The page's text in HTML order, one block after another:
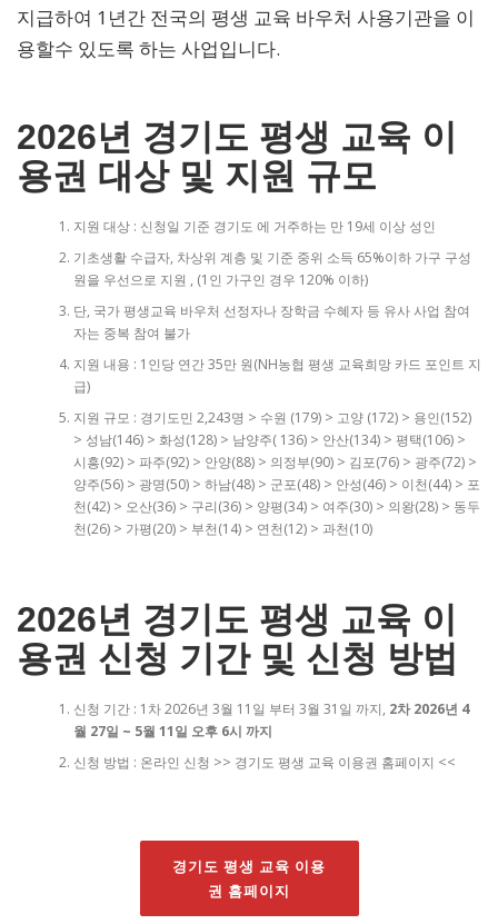
지급하여 1년간 전국의 평생 교육 바우처 사용기관을 이
용할수 있도록 하는 사업입니다.
2026년 경기도 평생 교육 이
용권 대상 및 지원 규모
지원 대상 : 신청일 기준 경기도 에 거주하는 만 19세 이상 성인
기초생활 수급자, 차상위 계층 및 기준 중위 소득 65%이하 가구 구성
원을 우선으로 지원 , (1인 가구인 경우 120% 이하)
단, 국가 평생교육 바우처 선정자나 장학금 수혜자 등 유사 사업 참여
자는 중복 참여 불가
지원 내용 : 1인당 연간 35만 원(NH농협 평생 교육희망 카드 포인트 지
급)
지원 규모 : 경기도민 2,243명 > 수원 (179) > 고양 (172) > 용인(152)
> 성남(146) > 화성(128) > 남양주( 136) > 안산(134) > 평택(106) >
시흥(92) > 파주(92) > 안양(88) > 의정부(90) > 김포(76) > 광주(72) >
양주(56) > 광명(50) > 하남(48) > 군포(48) > 안성(46) > 이천(44) > 포
천(42) > 오산(36) > 구리(36) > 양평(34) > 여주(30) > 의왕(28) > 동두
천(26) > 가평(20) > 부천(14) > 연천(12) > 과천(10)
2026년 경기도 평생 교육 이
용권 신청 기간 및 신청 방법
신청 기간 : 1차 2026년 3월 11일 부터 3월 31일 까지, 2차 2026년 4
월 27일 ~ 5월 11일 오후 6시 까지
신청 방법 : 온라인 신청 >> 경기도 평생 교육 이용권 홈페이지 <<
경기도 평생 교육 이용
권 홈페이지